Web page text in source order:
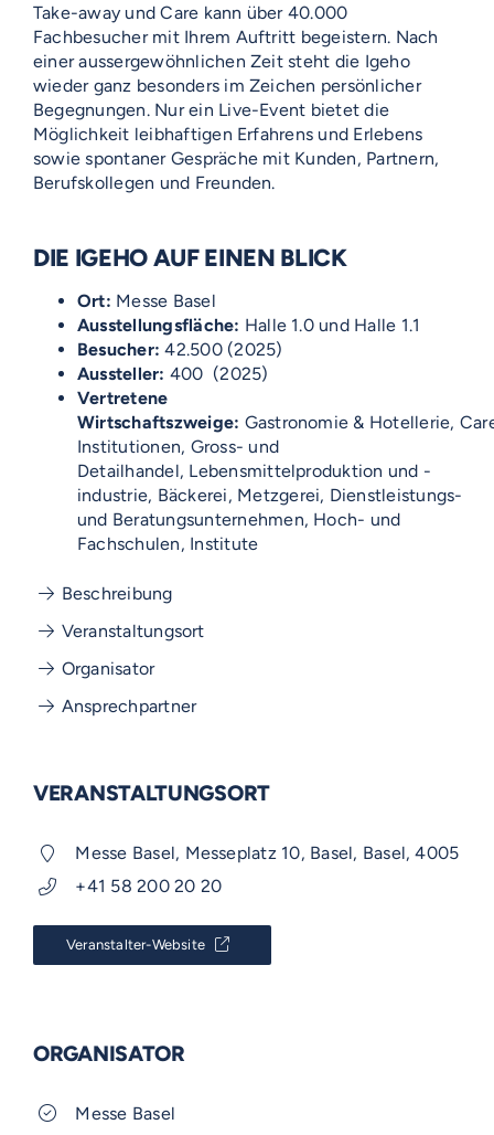
Take-away und Care kann über 40.000
Fachbesucher mit Ihrem Auftritt begeistern. Nach
einer aussergewöhnlichen Zeit steht die Igeho
wieder ganz besonders im Zeichen persönlicher
Begegnungen. Nur ein Live-Event bietet die
Möglichkeit leibhaftigen Erfahrens und Erlebens
sowie spontaner Gespräche mit Kunden, Partnern,
Berufskollegen und Freunden.
DIE IGEHO AUF EINEN BLICK
Ort: Messe Basel
Ausstellungsfläche: Halle 1.0 und Halle 1.1
Besucher: 42.500(2025)
Aussteller: 400 (2025)
Vertretene
Wirtschaftszweige: Gastronomie & Hotellerie,
Institutionen, Gross- und
Detailhandel, Lebensmittelproduktion und -
industrie, Bäckerei, Metzgerei, Dienstleistungs-
und Beratungsunternehmen, Hoch- und
Fachschulen, Institute
Beschreibung
Veranstaltungsort
Organisator
Ansprechpartner
VERANSTALTUNGSORT
Messe Basel, Messeplatz 10, Basel, Basel, 4005
+41 58 200 20 20
Veranstalter-Website
ORGANISATOR
Messe Basel